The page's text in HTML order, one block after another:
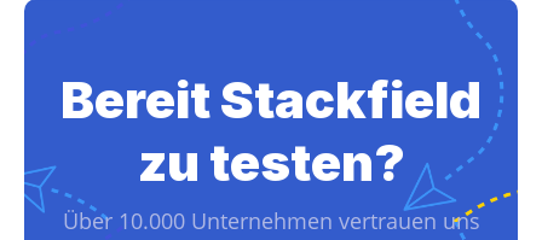
Bereit Stackfield
zu testen?
Über 10.000 Unternehmen vertrauen uns